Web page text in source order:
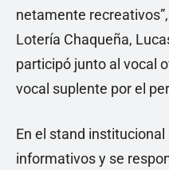
netamente
Lotería Chaqueña,
participó junto al vocal
vocal suplente por el
En el stand
informativos y se